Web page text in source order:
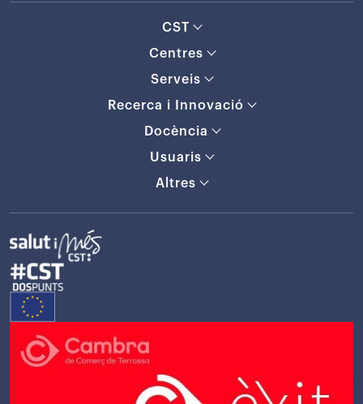
CST
Centres
Serveis
Recerca i Innovació
Docència
Usuaris
Altres